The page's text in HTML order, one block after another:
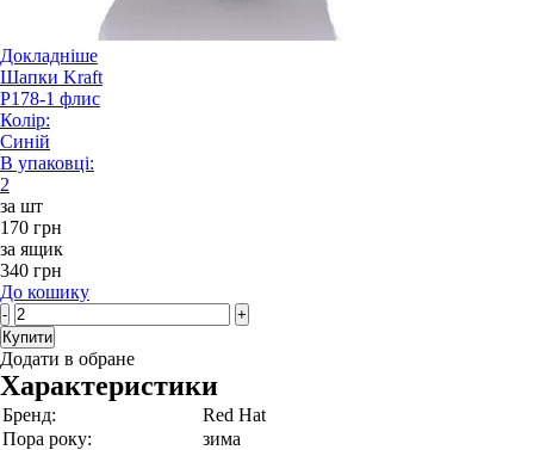
Докладніше
Шапки Kraft
P178-1 флис
Колір:
Синій
В упаковці:
2
за шт
170 грн
за ящик
340 грн
До кошику
-
+
Купити
Додати в обране
Характеристики
Бренд:
Red Hat
Пора року:
зима